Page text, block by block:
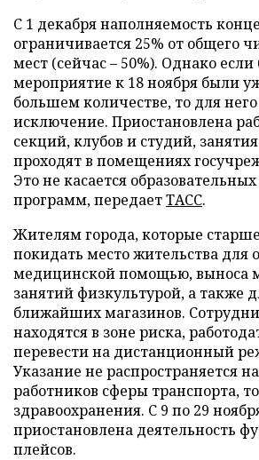
С 1 декабря наполняемость
ограничивается 25% от общего
мест (сейчас – 50%). Однако
мероприятие к 18 ноября были
большем количестве, то для
исключение. Приостановлена
секций, клубов и студий,
проходят в помещениях
Это не касается образовательных
программ, передаетТАСС.
Жителям города, которые
покидать место жительства для
медицинской помощью, выноса
занятий физкультурой, а также
ближайших магазинов.
находятся в зоне риска,
перевести на дистанционный
Указание не распространяется
работников сферы транспорта,
здравоохранения. С 9 по 29
приостановлена деятельность
плейсов.